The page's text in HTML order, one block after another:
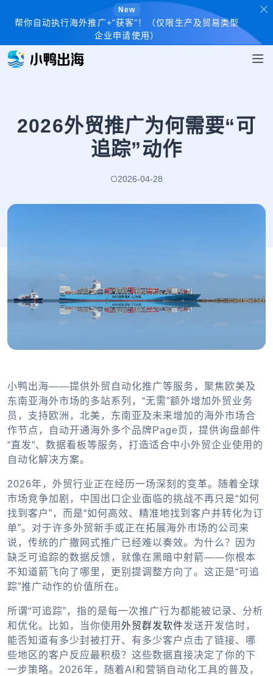
New
帮你自动执行海外推广+"获客"！（仅限生产及贸易类型
企业申请使用）
2026外贸推广为何需要“可
追踪”动作
2026-04-28
小鸭出海——提供外贸自动化推广等服务，聚焦欧美及
东南亚海外市场的多站系列，“无需”额外增加外贸业务
员，支持欧洲，北美，东南亚及未来增加的海外市场合
作节点，自动开通海外多个品牌Page页，提供询盘邮件
“直发“、数据看板等服务，打造适合中小外贸企业使用的
自动化解决方案。
2026年，外贸行业正在经历一场深刻的变革。随着全球
市场竞争加剧，中国出口企业面临的挑战不再只是“如何
找到客户”，而是“如何高效、精准地找到客户并转化为订
单”。对于许多外贸新手或正在拓展海外市场的公司来
说，传统的广撒网式推广已经难以奏效。为什么？因为
缺乏可追踪的数据反馈，就像在黑暗中射箭——你根本
不知道箭飞向了哪里，更别提调整方向了。这正是“可追
踪”推广动作的价值所在。
所谓“可追踪”，指的是每一次推广行为都能被记录、分析
和优化。比如，当你使用 外贸群发软件发送开发信时，
能否知道有多少封被打开、有多少客户点击了链接、哪
些地区的客户反应最积极？这些数据直接决定了你的下
一步策略。2026年，随着AI和营销自动化工具的普及，